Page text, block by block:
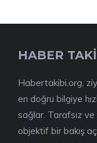
HABER
Habertakibi.org,
en doğru bilgiye
sağlar. Tarafsız ve
objektif bir bakış